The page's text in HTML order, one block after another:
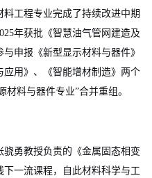
工程专业完成了持续改进中期
年获批《智慧油气管网建造及
申报《新型显示材料与器件》
用》、《智能增材制造》两个
材料与器件专业”合并重组。
勇教授负责的《金属固态相变
一流课程，自此材料科学与工